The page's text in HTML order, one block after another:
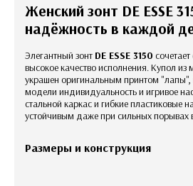
Женский зонт DE ESSE
надёжность в каждой
Элегантный зонт DE ESSE 3150
высокое качество исполнения. Купол из
украшен оригинальным принтом
модели индивидуальность и игривое
стальной каркас и гибкие пластиковые
устойчивым даже при сильных порывах
Размеры и конструкция